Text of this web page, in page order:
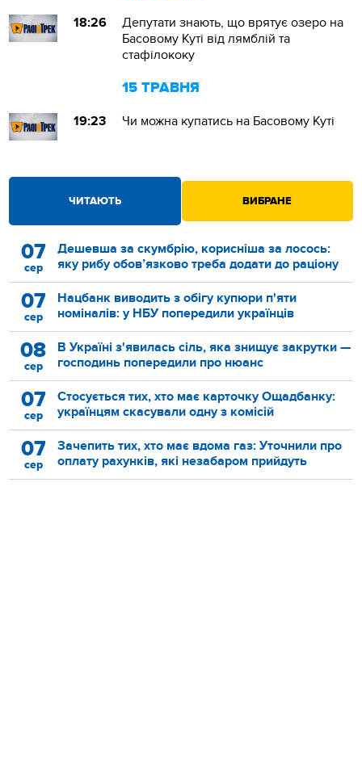
18:26
Депутати знають, що врятує озеро на
Басовому Куті від лямблій та
стафілококу
15 ТРАВНЯ
19:23 Чи можна купатись на Басовому Куті
ЧИТАЮТЬ ВИБРАНЕ
07
сер
Дешевша за скумбрію, корисніша за лосось:
яку рибу обов’язково треба додати до раціону
07
сер
Нацбанк виводить з обігу купюри п'яти
номіналів: у НБУ попередили українців
08
сер
В Україні з'явилась сіль, яка знищує закрутки —
господинь попередили про нюанс
07
сер
Стосується тих, хто має карточку Ощадбанку:
українцям скасували одну з комісій
07
сер
Зачепить тих, хто має вдома газ: Уточнили про
оплату рахунків, які незабаром прийдуть